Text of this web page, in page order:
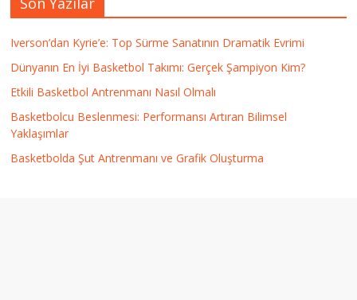
Iverson’dan Kyrie’e: Top Sürme Sanatının Dramatik Evrimi
Dünyanın En İyi Basketbol Takımı: Gerçek Şampiyon Kim?
Etkili Basketbol Antrenmanı Nasıl Olmalı
Basketbolcu Beslenmesi: Performansı Artıran Bilimsel
Yaklaşımlar
Basketbolda Şut Antrenmanı ve Grafik Oluşturma